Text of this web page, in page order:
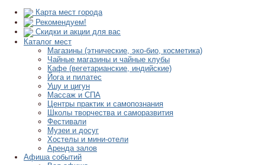
Карта мест города
Рекомендуем!
Скидки и акции для вас
Каталог мест
Магазины (этнические, эко-био, косметика)
Чайные магазины и чайные клубы
Кафе (вегетарианские, индийские)
Йога и пилатес
Ушу и цигун
Массаж и СПА
Центры практик и самопознания
Школы творчества и саморазвития
Фестивали
Музеи и досуг
Хостелы и мини-отели
Аренда залов
Афиша событий